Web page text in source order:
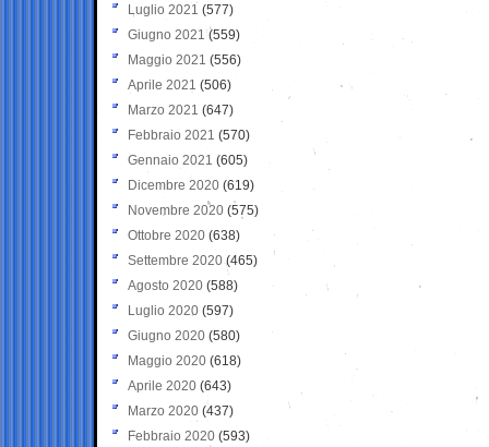
Luglio 2021 (577)
Giugno 2021(559)
Maggio 2021 (556)
Aprile 2021 (506)
Marzo 2021 (647)
Febbraio 2021 (570)
Gennaio 2021 (605)
Dicembre 2020 (619)
Novembre 2020 (575)
Ottobre 2020 (638)
Settembre 2020(465)
Agosto 2020 (588)
Luglio 2020 (597)
Giugno 2020 (580)
Maggio 2020 (618)
Aprile 2020 (643)
Marzo 2020 (437)
Febbraio 2020 (593)